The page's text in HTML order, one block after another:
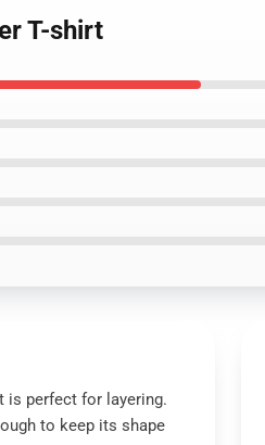
T-shirt
is perfect for layering.
to keep its shape